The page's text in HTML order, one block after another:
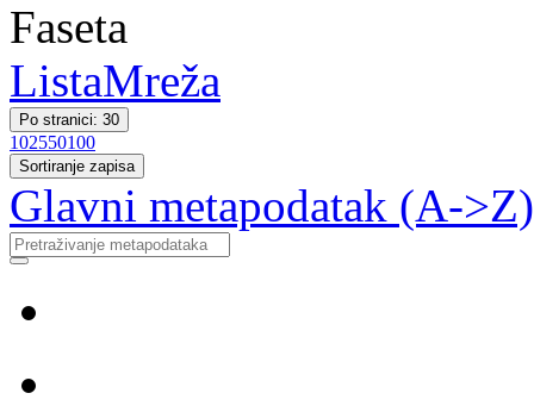
Faseta
ListaMreža
Po stranici: 30
102550100
Sortiranje zapisa
Glavni metapodatak (A->Z)